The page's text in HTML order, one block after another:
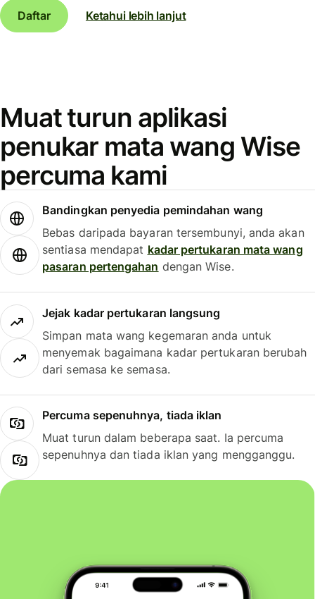
Daftar
Ketahui lebih lanjut
Muat turun aplikasi
penukar mata wang Wise
percuma kami
Bandingkan penyedia pemindahan wang
Bebas daripada bayaran tersembunyi, anda akan
sentiasa mendapat kadar pertukaran mata wang
pasaran pertengahan dengan Wise.
Jejak kadar pertukaran langsung
Simpan mata wang kegemaran anda untuk
menyemak bagaimana kadar pertukaran berubah
dari semasa ke semasa.
Percuma sepenuhnya, tiada iklan
Muat turun dalam beberapa saat. Ia percuma
sepenuhnya dan tiada iklan yang mengganggu.